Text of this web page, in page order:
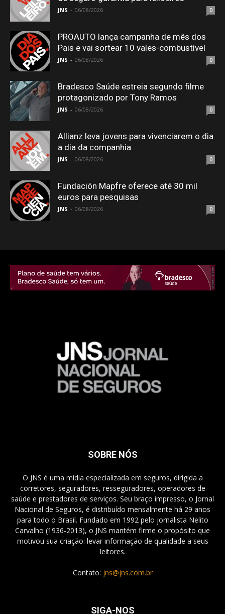
JNS - 06/08/2026 0
PROAUTO lança campanha de mês dos
Pais e vai sortear 10 vales-combustível
JNS - 06/08/2026 0
Bradesco Saúde estreia segundo filme
protagonizado por Tony Ramos
JNS - 06/08/2026 0
Allianz leva jovens para vivenciarem o dia
a dia da companhia
JNS - 06/08/2026 0
Fundación Mapfre oferece até 30 mil
euros para pesquisas
JNS - 06/08/2026 0
SOBRE NÓS
O JNS é uma mídia especializada em seguros, dirigida a
corretores, seguradores, resseguradores, operadores de
saúde e prestadores de serviços. Seu braço impresso, o Jornal
Nacional de Seguros, é distribuído mensalmente há 29 anos
para todo o Brasil. Fundado em 1992 pelo jornalista Nelito
Carvalho (1936-2013), o JNS mantém firme o propósito que
motivou sua criação: levar informação de qualidade a seus
leitores.
Contato: jns@jns.com.br
SIGA-NOS